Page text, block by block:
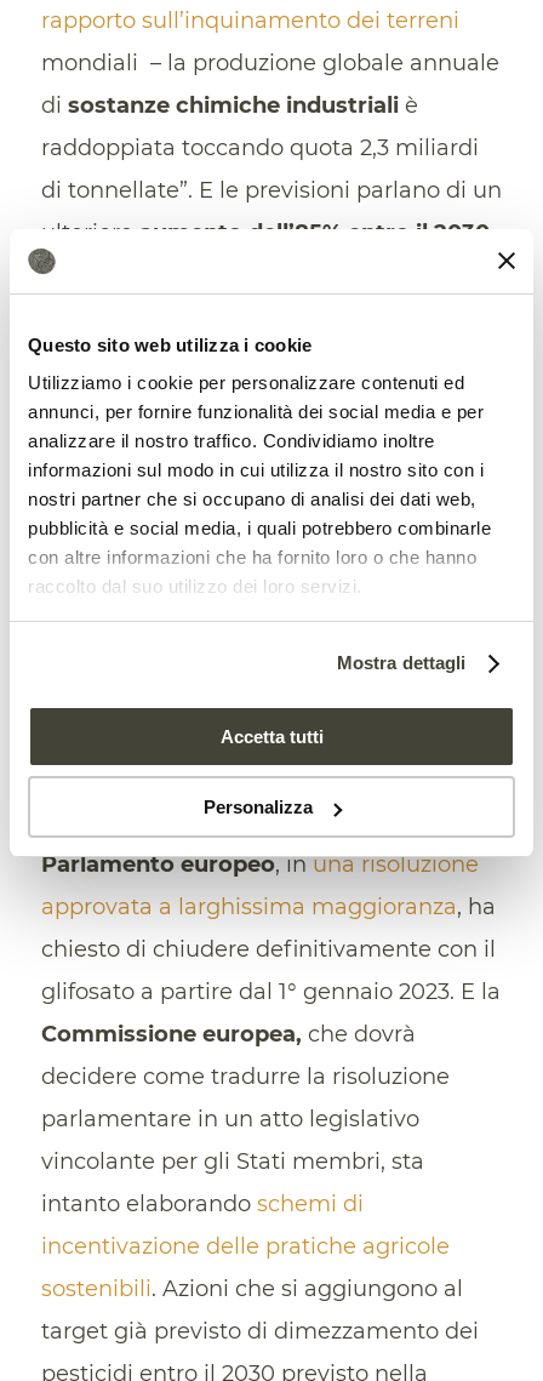
Questo sito web utilizza i cookie
Utilizziamo i cookie per personalizzare contenuti ed
annunci, per fornire funzionalità dei social media e per
analizzare il nostro traffico. Condividiamo inoltre
informazioni sul modo in cui utilizza il nostro sito con i
nostri partner che si occupano di analisi dei dati web,
pubblicità e social media, i quali potrebbero combinarle
con altre informazioni che ha fornito loro o che hanno
raccolto dal suo utilizzo dei loro servizi.
Mostra dettagli
Accetta tutti
Personalizza
rapporto sull’inquinamento dei terreni
mondiali – la produzione globale annuale
di sostanze chimiche industrialiè
raddoppiata toccando quota 2,3 miliardi
di tonnellate”. E le previsioni parlano di un
ulteriore aumento dell’85% entro il 2030.
In particolare, in Europa ogni 10 metri
quadri di suolo agricolo ben 8
contengono residui di pesticidi. Tra questi
si segnalano soprattutto ilDDT , i
fungicidie ilglifosato. Quest’ultimo,
rivela unaricerca presentata nel corso del
Global Symposium on Soil Biodiversity
organizzato dalla FAO a fine aprile, è
concentrazione di macroinvertebrati,
ecosistemici.
Ecco perché, giusto la settimana scorsa, il
Parlamento europeo, inuna risoluzione
approvata a larghissima maggioranza, ha
chiesto di chiudere definitivamente con il
glifosato a partire dal 1° gennaio 2023. E la
Commissione europea, che dovrà
decidere come tradurre la risoluzione
parlamentare in un atto legislativo
vincolante per gli Stati membri, sta
intanto elaborando schemi di
incentivazione delle pratiche agricole
sostenibili. Azioni che si aggiungono al
target già previsto di dimezzamento dei
pesticidi entro il 2030 previsto nella